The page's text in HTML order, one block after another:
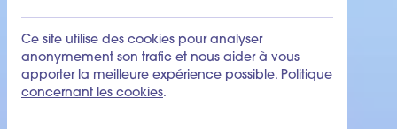
Ce site utilise des cookies pour analyser
anonymement son trafic et nous aider à vous
apporter la meilleure expérience possible. Politique
concernant les cookies.